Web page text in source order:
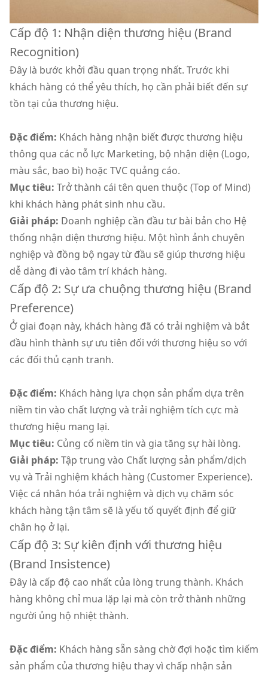
Cấp độ 1: Nhận diện thương hiệu (Brand
Recognition)
Đây là bước khởi đầu quan trọng nhất. Trước khi
khách hàng có thể yêu thích, họ cần phải biết đến sự
tồn tại của thương hiệu.
Đặc điểm: Khách hàng nhận biết được thương hiệu
thông qua các nỗ lực Marketing, bộ nhận diện (Logo,
màu sắc, bao bì) hoặc TVC quảng cáo.
Mục tiêu: Trở thành cái tên quen thuộc (Top of Mind)
khi khách hàng phát sinh nhu cầu.
Giải pháp: Doanh nghiệp cần đầu tư bài bản cho Hệ
thống nhận diện thương hiệu. Một hình ảnh chuyên
nghiệp và đồng bộ ngay từ đầu sẽ giúp thương hiệu
dễ dàng đi vào tâm trí khách hàng.
Cấp độ 2: Sự ưa chuộng thương hiệu (Brand
Preference)
Ở giai đoạn này, khách hàng đã có trải nghiệm và bắt
đầu hình thành sự ưu tiên đối với thương hiệu so với
các đối thủ cạnh tranh.
Đặc điểm: Khách hàng lựa chọn sản phẩm dựa trên
niềm tin vào chất lượng và trải nghiệm tích cực mà
thương hiệu mang lại.
Mục tiêu: Củng cố niềm tin và gia tăng sự hài lòng.
Giải pháp: Tập trung vào Chất lượng sản phẩm/dịch
vụ và Trải nghiệm khách hàng (Customer Experience).
Việc cá nhân hóa trải nghiệm và dịch vụ chăm sóc
khách hàng tận tâm sẽ là yếu tố quyết định để giữ
chân họ ở lại.
Cấp độ 3: Sự kiên định với thương hiệu
(Brand Insistence)
Đây là cấp độ cao nhất của lòng trung thành. Khách
hàng không chỉ mua lặp lại mà còn trở thành những
người ủng hộ nhiệt thành.
Đặc điểm: Khách hàng sẵn sàng chờ đợi hoặc tìm kiếm
sản phẩm của thương hiệu thay vì chấp nhận sản